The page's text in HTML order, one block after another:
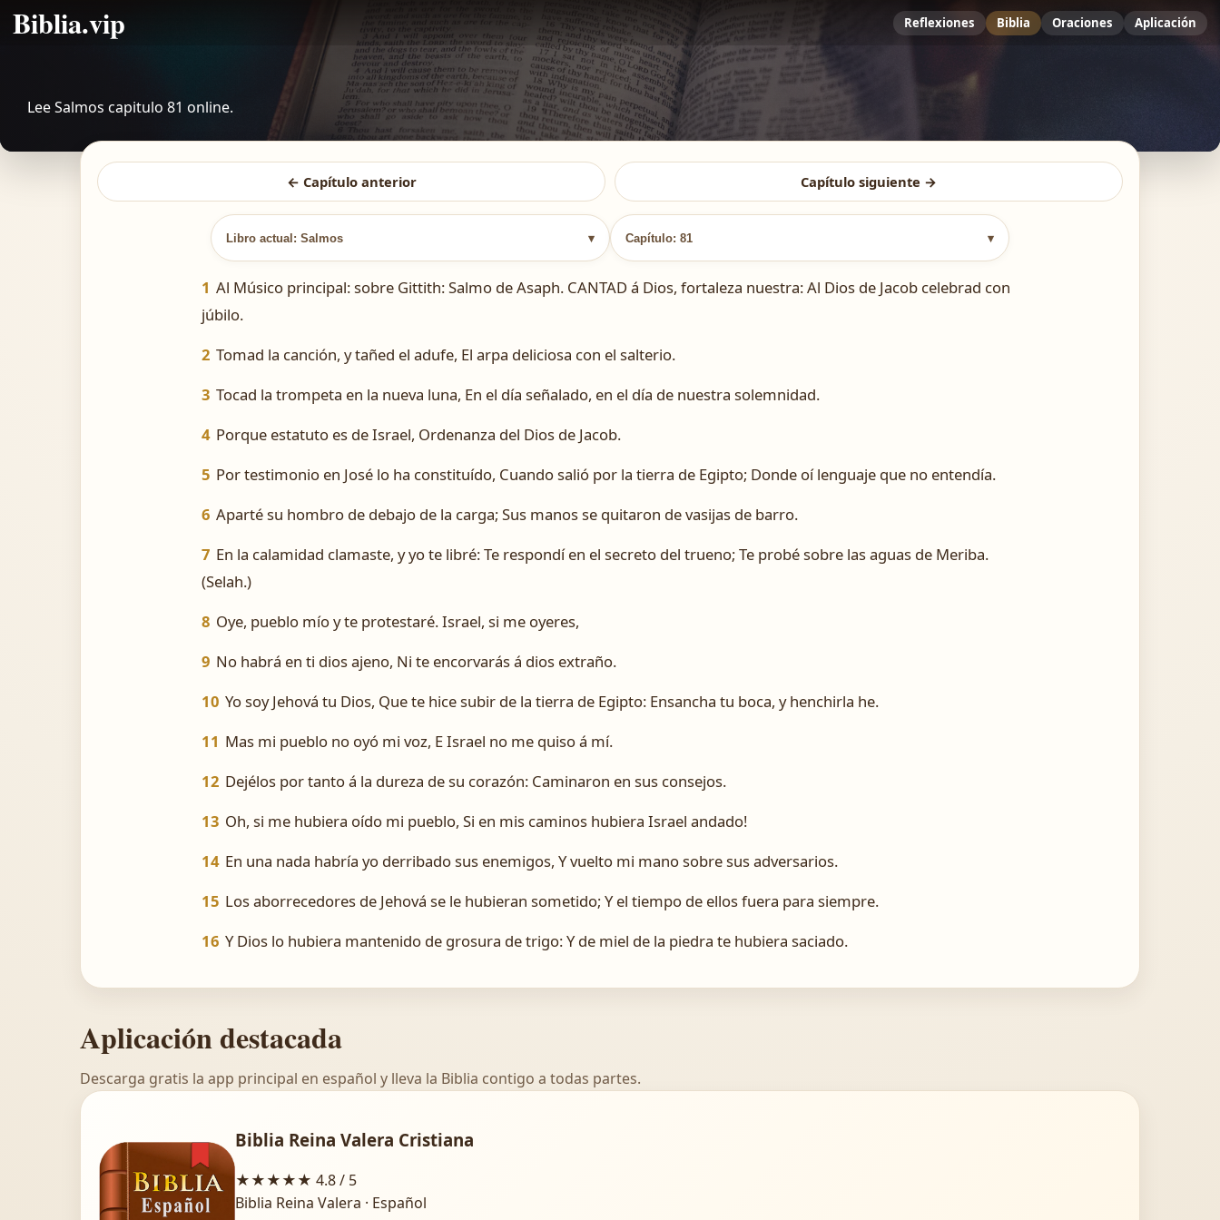
Biblia.vip Reflexiones Biblia Oraciones Aplicación
Lee Salmos capitulo 81 online.
← Capítulo anterior Capítulo siguiente →
Libro actual: Salmos ▾ Capítulo: 81 ▾
1 Al Músico principal: sobre Gittith: Salmo de Asaph. CANTAD á Dios, fortaleza nuestra: Al Dios de Jacob celebrad con
júbilo.
2 Tomad la canción, y tañed el adufe, El arpa deliciosa con el salterio.
3 Tocad la trompeta en la nueva luna, En el día señalado, en el día de nuestra solemnidad.
4 Porque estatuto es de Israel, Ordenanza del Dios de Jacob.
5 Por testimonio en José lo ha constituído, Cuando salió por la tierra de Egipto; Donde oí lenguaje que no entendía.
6 Aparté su hombro de debajo de la carga; Sus manos se quitaron de vasijas de barro.
7 En la calamidad clamaste, y yo te libré: Te respondí en el secreto del trueno; Te probé sobre las aguas de Meriba.
(Selah.)
8 Oye, pueblo mío y te protestaré. Israel, si me oyeres,
9 No habrá en ti dios ajeno, Ni te encorvarás á dios extraño.
10 Yo soy Jehová tu Dios, Que te hice subir de la tierra de Egipto: Ensancha tu boca, y henchirla he.
11 Mas mi pueblo no oyó mi voz, E Israel no me quiso á mí.
12 Dejélos por tanto á la dureza de su corazón: Caminaron en sus consejos.
13 Oh, si me hubiera oído mi pueblo, Si en mis caminos hubiera Israel andado!
14 En una nada habría yo derribado sus enemigos, Y vuelto mi mano sobre sus adversarios.
15 Los aborrecedores de Jehová se le hubieran sometido; Y el tiempo de ellos fuera para siempre.
16 Y Dios lo hubiera mantenido de grosura de trigo: Y de miel de la piedra te hubiera saciado.
Aplicación destacada
Descarga gratis la app principal en español y lleva la Biblia contigo a todas partes.
Biblia Reina Valera Cristiana
★★★★★ 4.8 / 5
Biblia Reina Valera · Español